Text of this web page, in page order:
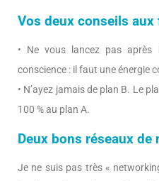
Vos deux conseils
• Ne vous lancez pas
conscience : il faut une énergie
• N’ayez jamais de plan B. Le
100 % au plan A.
Deux bons réseaux de
Je ne suis pas très «